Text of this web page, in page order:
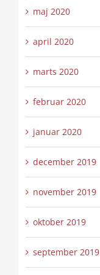
maj 2020
april 2020
marts 2020
februar 2020
januar 2020
december 2019
november 2019
oktober 2019
september 2019